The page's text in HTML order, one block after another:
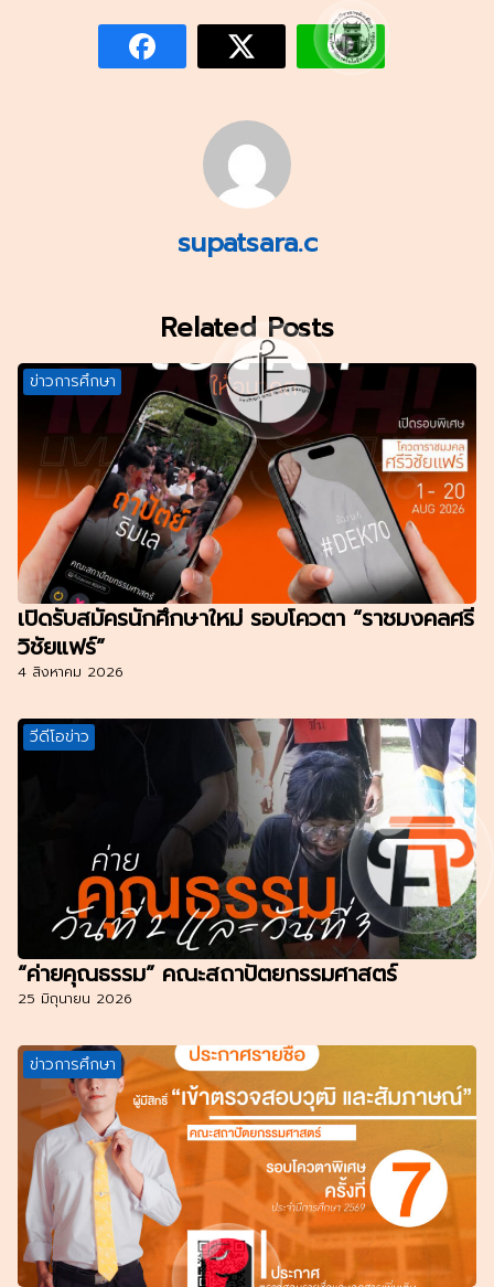
supatsara.c
Related Posts
ข่าวการศึกษา
เปิดรับสมัครนักศึกษาใหม่ รอบโควตา “ราชมงคลศรี
วิชัยแฟร์”
4 สิงหาคม 2026
วีดีโอข่าว
“ค่ายคุณธรรม” คณะสถาปัตยกรรมศาสตร์
25 มิถุนายน 2026
ข่าวการศึกษา